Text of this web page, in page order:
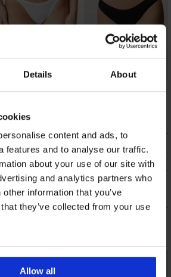
Details About
content and ads, to
features and to analyse our traffic.
about your use of our site with
and analytics partners who
information that you’ve
they’ve collected from your use
Allow all
Τάνγκα Elodie με